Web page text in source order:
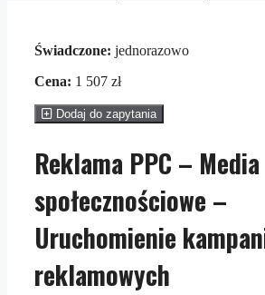
Świadczone: jednorazowo
Cena: 1 507 zł
Dodaj do zapytania
Reklama PPC – Media
społecznościowe –
Uruchomienie
reklamowych